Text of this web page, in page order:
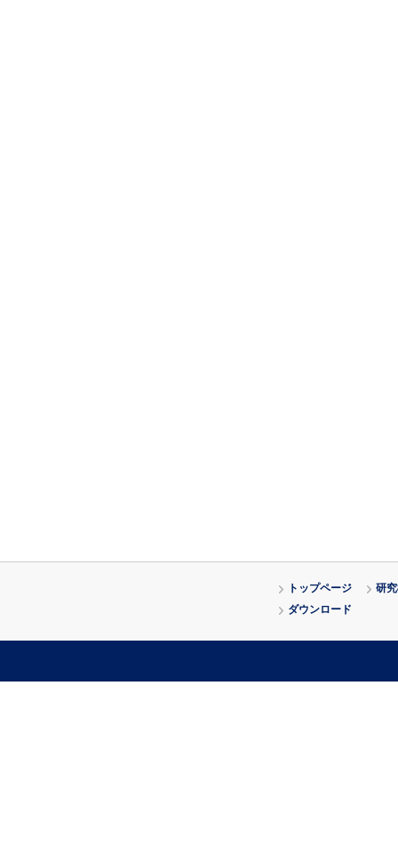
トップページ
研
ダウンロード